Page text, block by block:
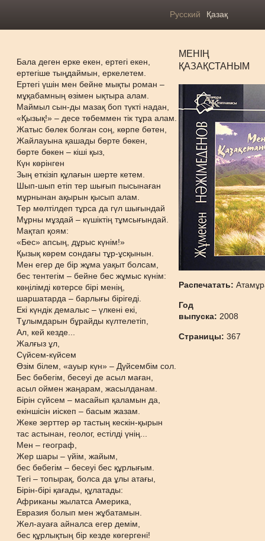
Русский Қазақ
Бала деген ерке екен, ертегі екен,
ертегіше тыңдаймын, еркелетем.
Ертегі үшін мен бейне мықты роман –
мұқабамның өзімен ықтыра алам.
Маймыл сын-ды мазақ боп түкті надан,
«Қызық!» – десе төбеммен тік тұра алам.
Жатыс бөлек болған соң, көрпе бөтен,
Жайлауына қашады бөрте бөкен,
бөрте бөкен – кіші қыз,
Күн көрінген
Зың еткізіп құлағын шерте кетем.
Шып-шып етіп тер шығып пысынаған
мұрнынан ақырын қысып алам.
Тер мөлтілдеп тұрса да гүл шығындай
Мұрны мұздай – күшіктің тұмсығындай.
Мақтап қоям:
«Бес» апсың, дұрыс күнім!»
Қызық көрем сондағы тұр-ұсқынын.
Мен егер де бір жұма уақыт болсам,
бес тентегім – бейне бес жұмыс күнім:
көңілімді көтерсе бірі менің,
шаршатарда – барлығы бірігеді.
Екі күндік демалыс – үлкені екі,
Тұлымдарын бұрайды күлтелетіп,
Ал, кей кезде...
Жалғыз ұл,
Сүйсем-күйсем
Өзім білем, «ауыр күн» – Дүйсембім сол.
Бес бөбегім, бесеуі де асыл маған,
асыл оймен жаңарам, жасылданам.
Бірін сүйсем – масайып қаламын да,
екіншісін иіскеп – басым жазам.
Жеке зерттер әр тастың кескін-қырын
тас астынан, геолог, естілді үнің...
Мен – географ,
Жер шары – үйім, жайым,
бес бөбегім – бесеуі бес құрлығым.
Тегі – топырақ, болса да ұлы атағы,
Бірін-бірі қағады, құлатады:
Африканы жылатса Америка,
Евразия болып мен жұбатамын.
Жел-ауаға айналса егер демім,
бес құрлықтың бір кезде көгергені!
МЕНІҢ
ҚАЗАҚСТАНЫМ
Распечатать:
Год
выпуска: 2008
Страницы:367